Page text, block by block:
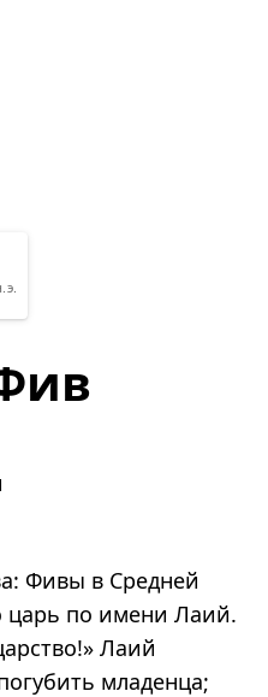
э.
Фивы в Средней
царь по имени Лаий.
Лаий
младенца;